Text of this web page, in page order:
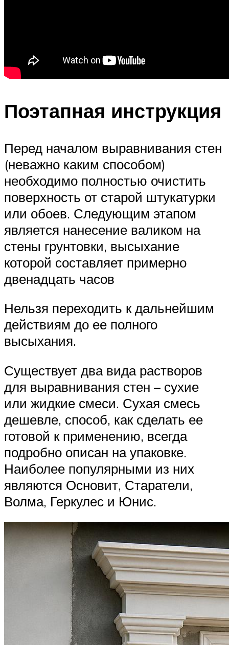
Поэтапная инструкция
Перед началом выравнивания стен
(неважно каким способом)
необходимо полностью очистить
поверхность от старой штукатурки
или обоев. Следующим этапом
является нанесение валиком на
стены грунтовки, высыхание
которой составляет примерно
двенадцать часов
Нельзя переходить к дальнейшим
действиям до ее полного
высыхания.
Существует два вида растворов
для выравнивания стен – сухие
или жидкие смеси. Сухая смесь
дешевле, способ, как сделать ее
готовой к применению, всегда
подробно описан на упаковке.
Наиболее популярными из них
являются Основит, Старатели,
Волма, Геркулес и Юнис.